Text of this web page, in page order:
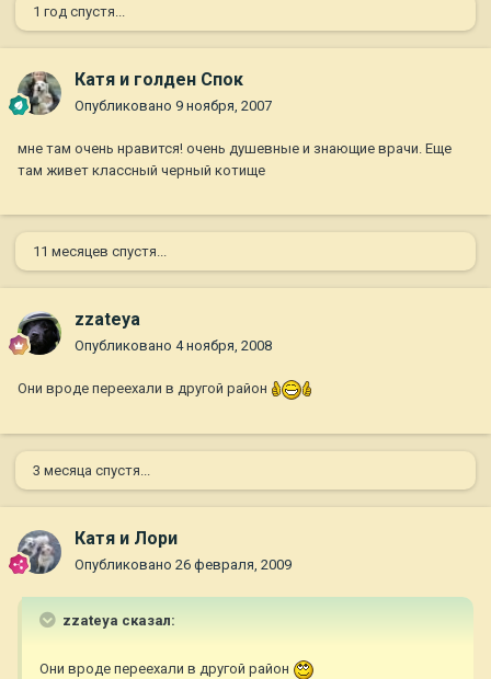
1 год спустя...
Катя и голден Спок
Опубликовано 9 ноября, 2007
мне там очень нравится! очень душевные и знающие врачи. Еще
там живет классный черный котище
11 месяцев спустя...
zzateya
Опубликовано 4 ноября, 2008
Они вроде переехали в другой район
3 месяца спустя...
Катя и Лори
Опубликовано 26 февраля, 2009
zzateya сказал:
Они вроде переехали в другой район